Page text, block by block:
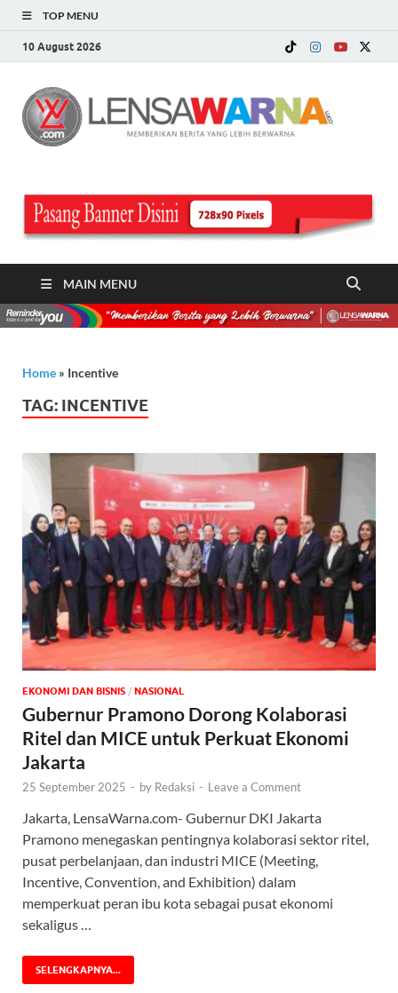
TOP MENU
10 August 2026
MAIN MENU
Home » Incentive
TAG: INCENTIVE
EKONOMI DAN BISNIS / NASIONAL
Gubernur Pramono Dorong Kolaborasi
Ritel dan MICE untuk Perkuat Ekonomi
Jakarta
25 September 2025 - by Redaksi - Leave a Comment
Jakarta, LensaWarna.com- Gubernur DKI Jakarta
Pramono menegaskan pentingnya kolaborasi sektor ritel,
pusat perbelanjaan, dan industri MICE (Meeting,
Incentive, Convention, and Exhibition) dalam
memperkuat peran ibu kota sebagai pusat ekonomi
sekaligus …
SELENGKAPNYA...